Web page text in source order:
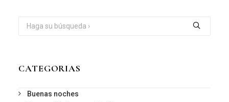
CATEGORIAS
Buenas noches